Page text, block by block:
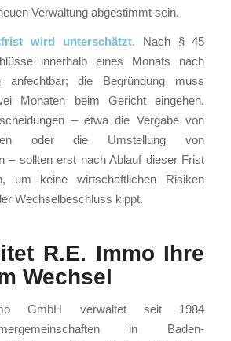
Verwaltung abgestimmt sein.
wird unterschätzt. Nach § 45
innerhalb eines Monats nach
anfechtbar; die Begründung muss
Monaten beim Gericht eingehen.
– etwa die Vergabe von
oder die Umstellung von
– sollten erst nach Ablauf dieser Frist
um keine wirtschaftlichen Risiken
Wechselbeschluss kippt.
R.E. Immo Ihre
Wechsel
GmbH verwaltet seit 1984
in Baden-